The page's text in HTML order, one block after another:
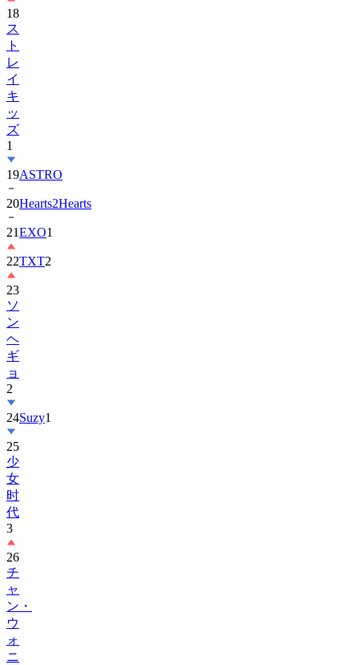
18
ス
ト
レ
イ
キ
ッ
ズ
1
19ASTRO
20Hearts2Hearts
21EXO1
22TXT2
23
ソ
ン
ヘ
ギ
ョ
2
24Suzy1
25
少
女
时
代
3
26
チ
ャ
ン・
ウ
ォ
ニ